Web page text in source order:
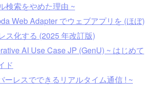
検索をやめた理由 ~
Web Adapter でウェブアプリを (ほぼ)
ス化する (2025 年改訂版)
AI Use Case JP (GenU) ~ はじめて
ド
ーレスでできるリアルタイム通信 ! ~